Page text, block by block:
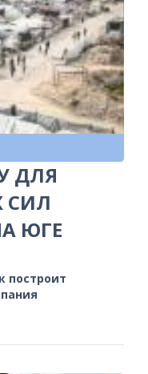
ДЛЯ
СИЛ
ЮГЕ
построит